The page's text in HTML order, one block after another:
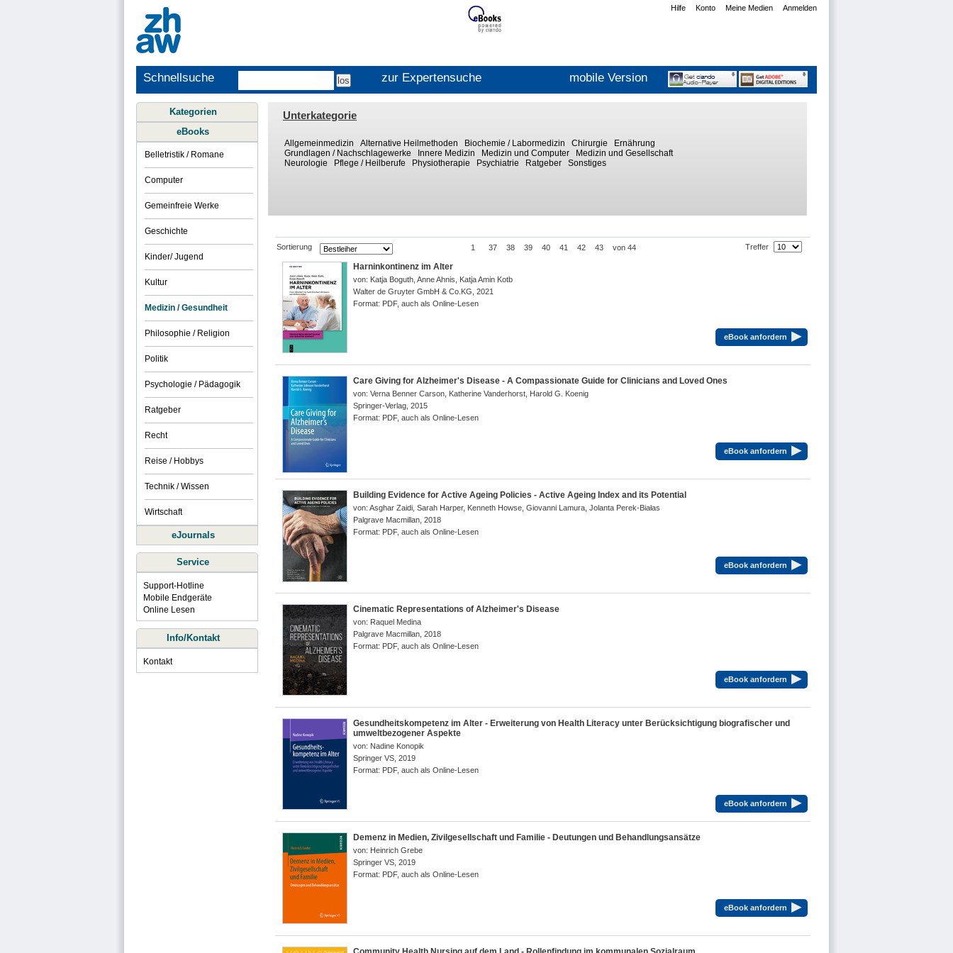
Anmelden
Meine Medien
Konto
Hilfe
Schnellsuche zur Expertensuche mobile Version
Unterkategorie
Allgemeinmedizin Alternative Heilmethoden Biochemie / Labormedizin Chirurgie
Ernährung
Grundlagen / Nachschlagewerke
Innere Medizin Medizin und Computer
Medizin und Gesellschaft
Neurologie
Pflege / Heilberufe Physiotherapie Psychiatrie Ratgeber Sonstiges
Sortierung 1 37 38 39 40 41 42 43 von 44 Treffer
Harninkontinenz im Alter
von: Katja Boguth, Anne Ahnis, Katja Amin Kotb
Walter de Gruyter GmbH & Co.KG 2021
Format: PDF, auch als Online-Lesen
eBook anfordern ▸
Care Giving for Alzheimer's Disease - A Compassionate Guide for Clinicians and Loved Ones
von: Verna Benner Carson, Katherine Vanderhorst, Harold G. Koenig
Springer-Verlag 2015
Format: PDF, auch als Online-Lesen
eBook anfordern ▸
Building Evidence for Active Ageing Policies - Active Ageing Index and its Potential
von: Asghar Zaidi, Sarah Harper, Kenneth Howse, Giovanni Lamura, Jolanta Perek-Białas
Palgrave Macmillan 2018
Format: PDF, auch als Online-Lesen
eBook anfordern ▸
Cinematic Representations of Alzheimer's Disease
von: Raquel Medina
Palgrave Macmillan 2018
Format: PDF, auch als Online-Lesen
eBook anfordern ▸
Gesundheitskompetenz im Alter - Erweiterung von Health Literacy unter Berücksichtigung biografischer und
umweltbezogener Aspekte
von: Nadine Konopik
Springer VS 2019
Format: PDF, auch als Online-Lesen
eBook anfordern ▸
Demenz in Medien, Zivilgesellschaft und Familie - Deutungen und Behandlungsansätze
von: Heinrich Grebe
Springer VS 2019
Format: PDF, auch als Online-Lesen
eBook anfordern ▸
Kategorien
eBooks
Belletristik / Romane
Computer
Gemeinfreie Werke
Geschichte
Kinder/ Jugend
Kultur
Medizin / Gesundheit
Philosophie / Religion
Politik
Psychologie / Pädagogik
Ratgeber
Recht
Reise / Hobbys
Technik / Wissen
Wirtschaft
eJournals
Service
Support-Hotline
Mobile Endgeräte
Online Lesen
Info/Kontakt
Kontakt